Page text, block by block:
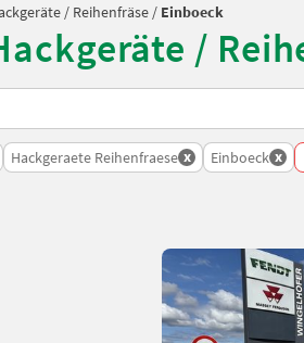
/ Reihenfräse / Einboeck
/
sortiert
Hackgeraete Reihenfraese x Einboeck x